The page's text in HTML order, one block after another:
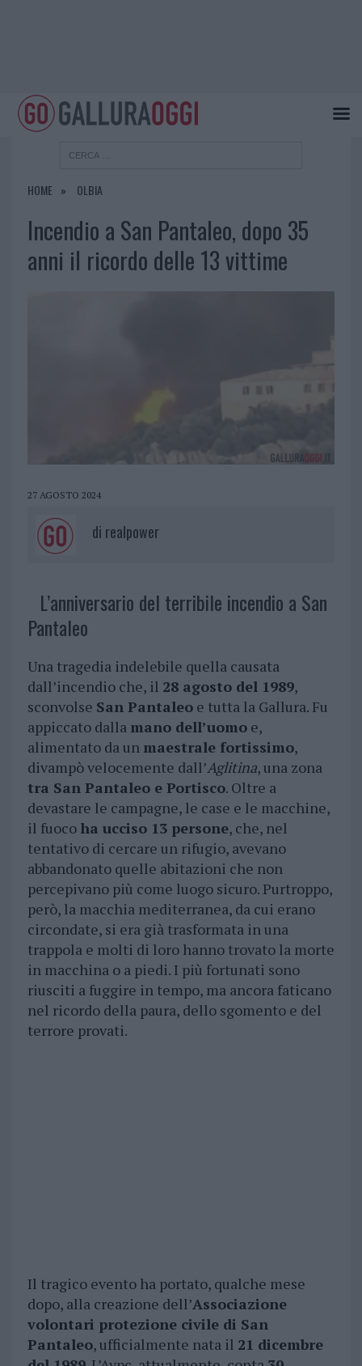
HOME OLBIA
Incendio a San Pantaleo, dopo 35
anni il ricordo delle 13 vittime
27 AGOSTO 2024
di realpower
L’anniversario del terribile incendio a San
Pantaleo
Una tragedia indelebile quella causata
dall’incendio che, il 28 agosto del 1989,
sconvolse San Pantaleoe tutta la Gallura. Fu
appiccato dalla mano dell’uomoe,
alimentato da un maestrale fortissimo,
divampò velocemente dall’Aglitina, una zona
tra San Pantaleo e Portisco. Oltre a
devastare le campagne, le case e le macchine,
il fuoco ha ucciso 13 persone, che, nel
tentativo di cercare un rifugio, avevano
abbandonato quelle abitazioni che non
percepivano più come luogo sicuro. Purtroppo,
però, la macchia mediterranea, da cui erano
circondate, si era già trasformata in una
trappola e molti di loro hanno trovato la morte
in macchina o a piedi. I più fortunati sono
riusciti a fuggire in tempo, ma ancora faticano
nel ricordo della paura, dello sgomento e del
terrore provati.
Il tragico evento ha portato, qualche mese
dopo, alla creazione dell’Associazione
volontari protezione civile di San
Pantaleo, ufficialmente nata il 21 dicembre